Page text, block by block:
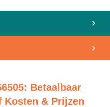
Betaalbaar
Kosten & Prijzen